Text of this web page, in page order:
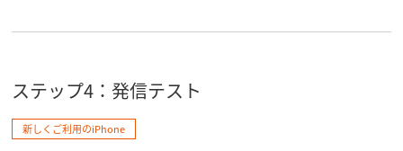
ステップ4：発信テスト
新しくご利用のiPhone